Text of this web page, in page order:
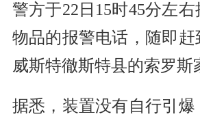
警方于22日15时45分左
物品的报警电话，随即赶
威斯特徹斯特县的索罗斯
据悉，装置没有自行引爆